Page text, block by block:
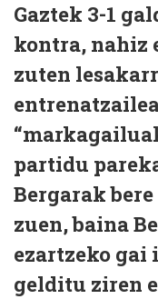
Gaztek 3-1
kontra, nahiz
zuten
partidu
Bergarak
zuen, baina
ezartzeko gai
gelditu ziren